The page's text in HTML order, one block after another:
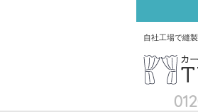
自社工場で縫